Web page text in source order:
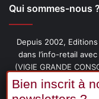
Qui sommes-nous ?
Depuis 2002,
dans l’info-retail
(VIGIE GRANDE
livres (PENSER-
PRÉFÉRÉ DE